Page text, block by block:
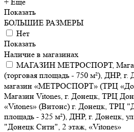
Показать
БОЛЬШИЕ РАЗМЕРЫ
Нет
Показать
Наличие в магазинах
МАГАЗИН МЕТРОСПОРТ,
(торговая площадь - 750 м²), ДНР, г.
магазин «МЕТРОСПОРТ» (ТРЦ
Магазин Vitones, г. Донецк, ТРЦ
«Vitones» (Витонс) г. Донецк, ТРЦ
площадь - 325 м²), ДНР, г. Донецк,
"Донецк Сити", 2 этаж, «Vitones»